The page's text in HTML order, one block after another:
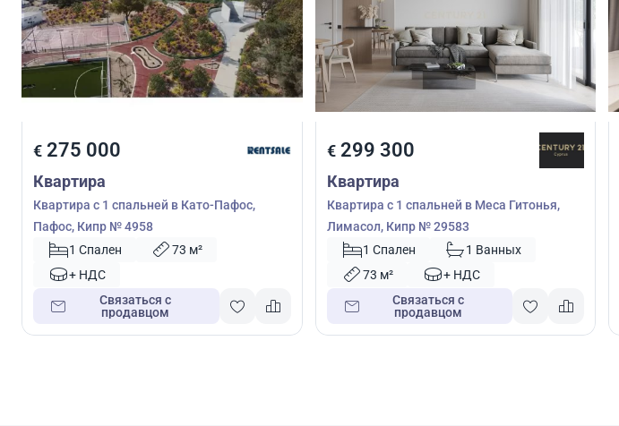
€ 275 000
Квартира
Квартира с 1 спальней в Като-Пафос,
Пафос, Кипр № 4958
1 Спален
73 м²
+ НДС
Связаться с
продавцом
€299 300
Квартира
Квартира с 1 спальней в Меса Гитонья,
Лимасол, Кипр № 29583
1 Спален
1 Ванных
73 м²
+ НДС
Связаться с
продавцом